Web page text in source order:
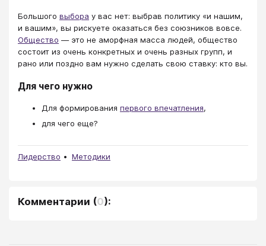
Большого выбора у вас нет: выбрав политику «и нашим,
и вашим», вы рискуете оказаться без союзников вовсе.
Общество — это не аморфная масса людей, общество
состоит из очень конкретных и очень разных групп, и
рано или поздно вам нужно сделать свою ставку: кто вы.
Для чего нужно
Для формирования первого впечатления,
для чего еще?
Лидерство Методики
Комментарии (0):